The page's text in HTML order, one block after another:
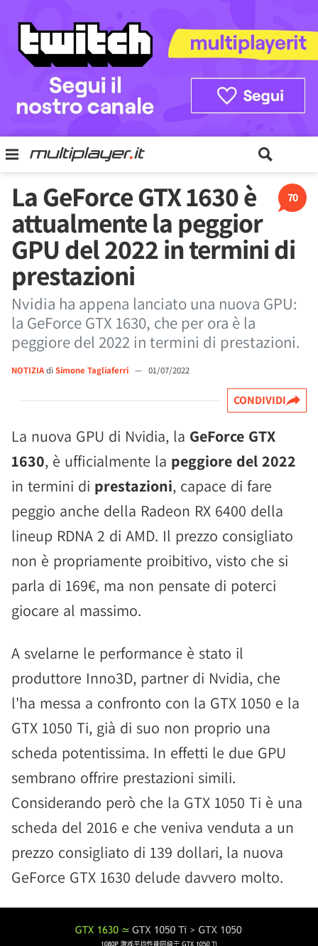
70
La GeForce GTX 1630 è
attualmente la peggior
GPU del 2022 in termini di
prestazioni
Nvidia ha appena lanciato una nuova GPU:
la GeForce GTX 1630, che per ora è la
peggiore del 2022 in termini di prestazioni.
NOTIZIAdi Simone Tagliaferri — 01/07/2022
CONDIVIDI
La nuova GPU di Nvidia, la GeForce GTX
1630, è ufficialmente la peggiore del 2022
in termini di prestazioni, capace di fare
peggio anche della Radeon RX 6400 della
lineup RDNA 2 di AMD. Il prezzo consigliato
non è propriamente proibitivo, visto che si
parla di 169€, ma non pensate di poterci
giocare al massimo.
A svelarne le performance è stato il
produttore Inno3D, partner di Nvidia, che
l'ha messa a confronto con la GTX 1050 e la
GTX 1050 Ti, già di suo non proprio una
scheda potentissima. In effetti le due GPU
sembrano offrire prestazioni simili.
Considerando però che la GTX 1050 Ti è una
scheda del 2016 e che veniva venduta a un
prezzo consigliato di 139 dollari, la nuova
GeForce GTX 1630 delude davvero molto.